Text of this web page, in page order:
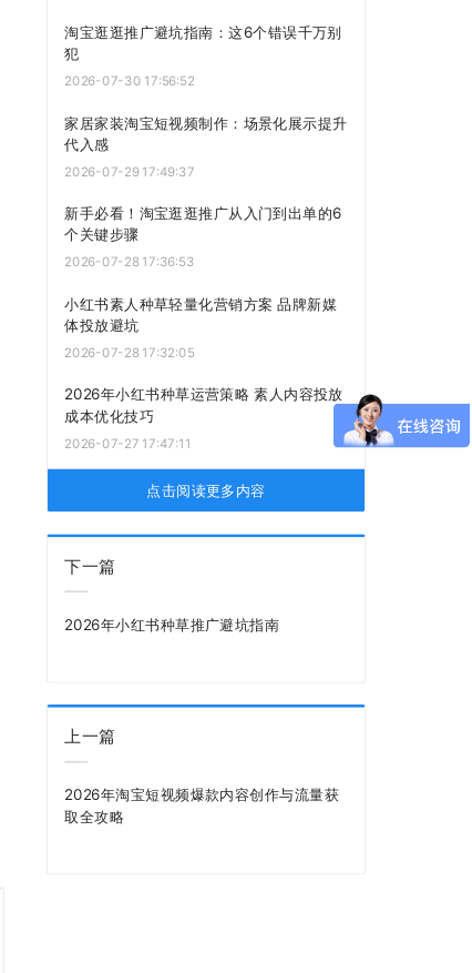
淘宝逛逛推广避坑指南：这6个错误千万别
犯
2026-07-30 17:56:52
家居家装淘宝短视频制作：场景化展示提升
代入感
2026-07-29 17:49:37
新手必看！淘宝逛逛推广从入门到出单的6
个关键步骤
2026-07-28 17:36:53
小红书素人种草轻量化营销方案 品牌新媒
体投放避坑
2026-07-28 17:32:05
2026年小红书种草运营策略 素人内容投放
成本优化技巧
2026-07-27 17:47:11
点击阅读更多内容
下一篇
2026年小红书种草推广避坑指南
上一篇
2026年淘宝短视频爆款内容创作与流量获
取全攻略